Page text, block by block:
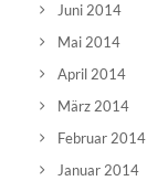
Juni 2014
Mai 2014
April 2014
März 2014
Februar 2014
Januar 2014